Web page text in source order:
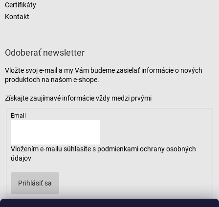
Certifikáty
Kontakt
Odoberať newsletter
Vložte svoj e-mail a my Vám budeme zasielať informácie o nových
produktoch na našom e-shope.
Email
Vložením e-mailu súhlasíte s podmienkami ochrany osobných
údajov
Prihlásiť sa